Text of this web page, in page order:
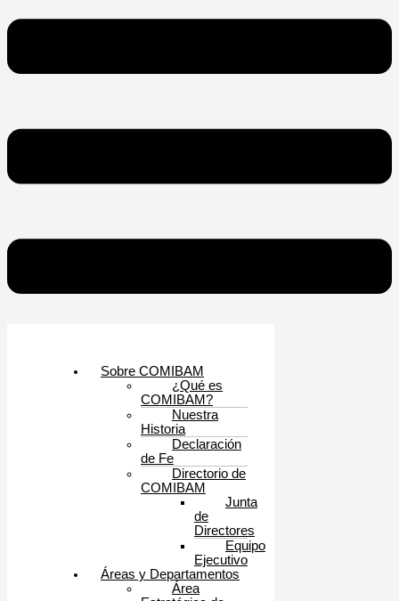
Sobre COMIBAM
¿Qué es
COMIBAM?
Nuestra
Historia
Declaración
de Fe
Directorio de
COMIBAM
Junta
de
Directores
Equipo
Ejecutivo
Áreas y Departamentos
Área